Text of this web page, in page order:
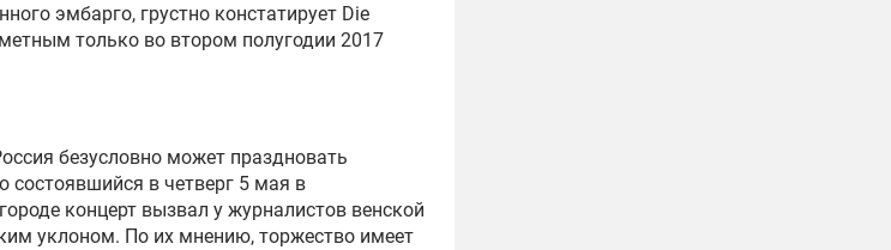
эмбарго, грустно констатирует Die
только во втором полугодии 2017
безусловно может праздновать
в четверг 5 мая в
концерт вызвал у журналистов венской
уклоном. По их мнению, торжество имеет